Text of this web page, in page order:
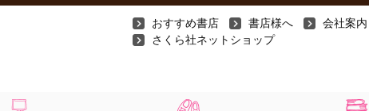
おすすめ書店 書店様へ 会社案内
さくら社ネットショップ